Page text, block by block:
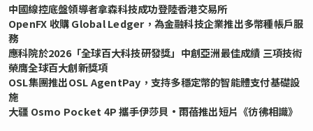
中國線控底盤領導者拿森科技成功登陸香港交易所
OpenFX 收購 Global Ledger，為金融科技企業推出多幣種帳戶服
務
應科院於2026「全球百大科技研發獎」中創亞洲最佳成績 三項技術
榮膺全球百大創新獎項
OSL集團推出OSL AgentPay，支持多穩定幣的智能體支付基礎設
施
大疆 Osmo Pocket 4P 攜手伊莎貝•雨蓓推出短片《彷彿相識》